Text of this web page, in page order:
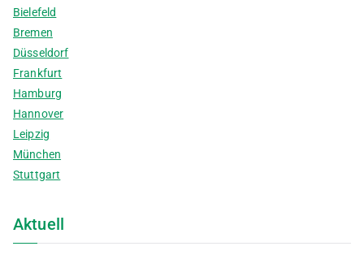
Bielefeld
Bremen
Düsseldorf
Frankfurt
Hamburg
Hannover
Leipzig
München
Stuttgart
Aktuell